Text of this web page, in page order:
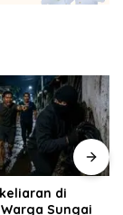
di
Sungai